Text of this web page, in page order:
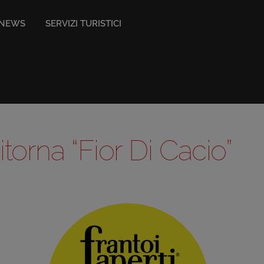
SERVIZI TURISTICI
“Fior Di Cacio”